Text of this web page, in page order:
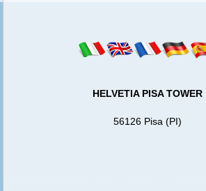
HELVETIA PISA TOWER
56126 Pisa (PI)